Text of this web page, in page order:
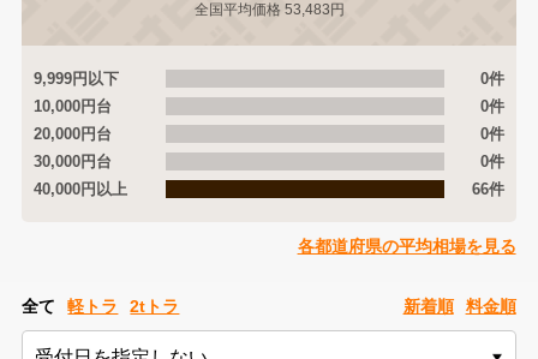
全国平均価格 53,483円
9,999円以下
0件
10,000円台
0件
20,000円台
0件
30,000円台
0件
40,000円以上
66件
各都道府県の平均相場を見る
全て 軽トラ 2tトラ 新着順 料金順